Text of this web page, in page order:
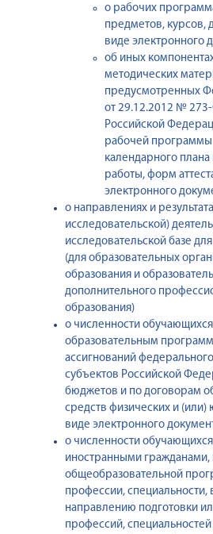
о рабочих
предметов, курсов,
виде электронного
об иных
методических
предусмотренных
от 29.12.2012 №
Российской
рабочей программы
календарного плана
работы, форм
электронного
о направлениях и
исследовательской)
исследовательской базе
(для образовательных
образования и
дополнительного
образования)
о численности
образовательным
ассигнований
субъектов Российской
бюджетов и по договорам
средств физических и (или)
виде электронного
о численности
иностранными гражданами,
общеобразовательной
профессии, специальности,
направлению подготовки
профессий,